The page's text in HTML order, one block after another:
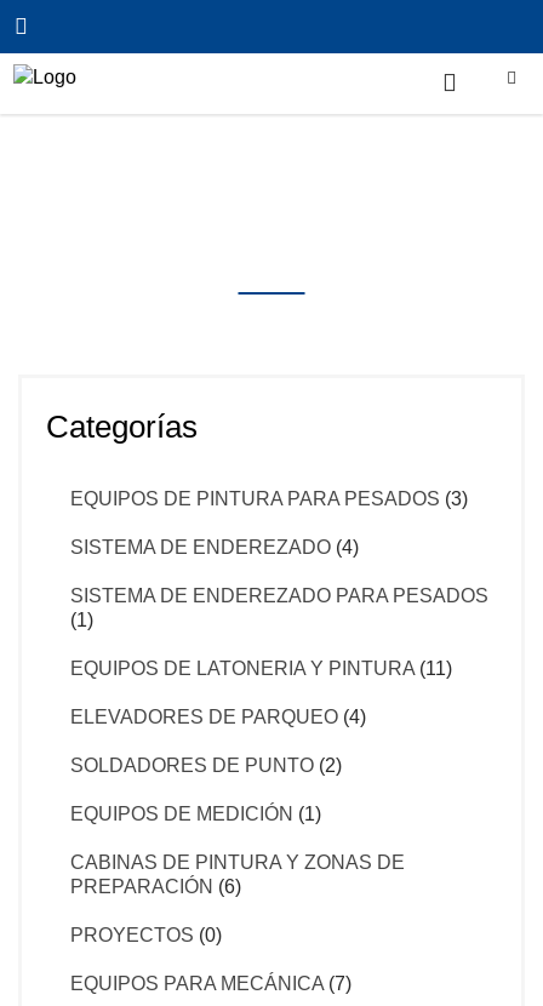
Categorías
EQUIPOS DE PINTURA PARA PESADOS (3)
SISTEMA DE ENDEREZADO (4)
SISTEMA DE ENDEREZADO PARA PESADOS
(1)
EQUIPOS DE LATONERIA Y PINTURA (11)
ELEVADORES DE PARQUEO (4)
SOLDADORES DE PUNTO (2)
EQUIPOS DE MEDICIÓN (1)
CABINAS DE PINTURA Y ZONAS DE
PREPARACIÓN (6)
PROYECTOS (0)
EQUIPOS PARA MECÁNICA (7)